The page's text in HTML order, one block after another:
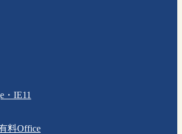
・IE11
料Office